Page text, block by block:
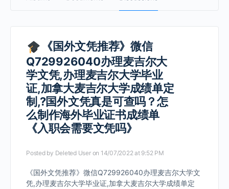
《国外文凭推荐》微信
Q729926040办理麦吉尔大
学文凭,办理麦吉尔大学毕业
证,加拿大麦吉尔大学成绩单定
制,?国外文凭真是可查吗？怎
么制作海外毕业证书成绩单
《入职会需要文凭吗》
Posted by Deleted User on 14/07/2022 at 9:52 PM
《国外文凭推荐》微信Q729926040办理麦吉尔大学文
凭,办理麦吉尔大学毕业证,加拿大麦吉尔大学成绩单定